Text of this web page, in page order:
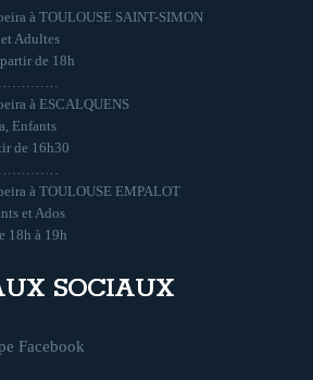
à TOULOUSE SAINT-SIMON
Adultes
de 18h
à ESCALQUENS
Enfants
de 16h30
à TOULOUSE EMPALOT
et Ados
18h à 19h
SOCIAUX
Facebook